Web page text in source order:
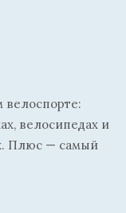
велоспорте:
велосипедах и
Плюс — самый